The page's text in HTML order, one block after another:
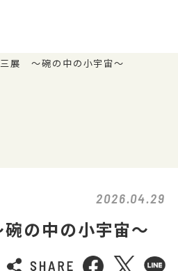
展 ～碗の中の小宇宙～
2026.04.29
の中の小宇宙～